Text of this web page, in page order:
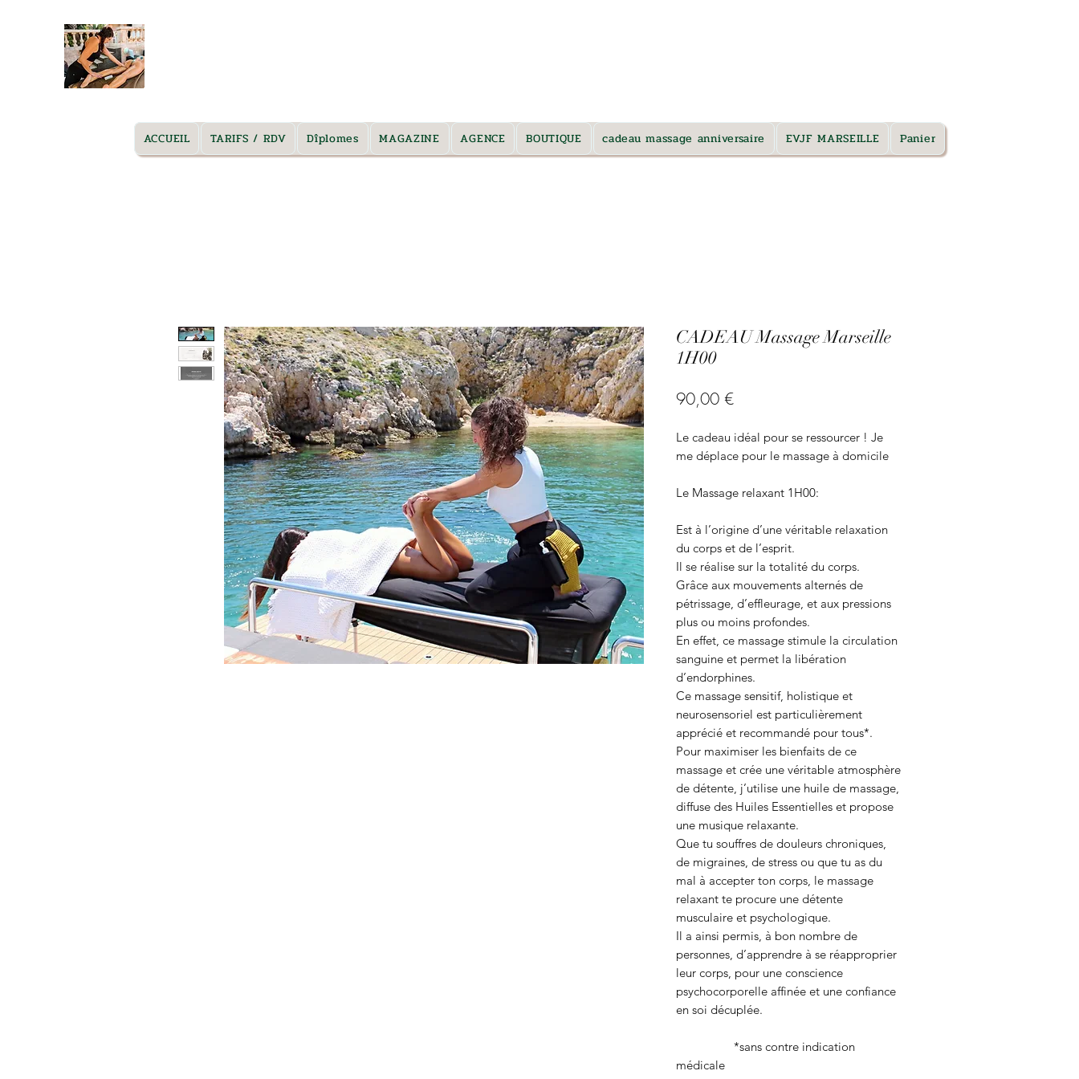
ACCUEIL TARIFS / RDV Dîplomes MAGAZINE AGENCE BOUTIQUE cadeau massage anniversaire EVJF MARSEILLE Panier
CADEAU Massage Marseille
1H00
90,00 €Prix
Le cadeau idéal pour se ressourcer ! Je
me déplace pour le massage à domicile
Le Massage relaxant 1H00:
Est à l’origine d’une véritable relaxation
du corps et de l’esprit.
Il se réalise sur la totalité du corps.
Grâce aux mouvements alternés de
pétrissage, d’effleurage, et aux pressions
plus ou moins profondes.
En effet, ce massage stimule la circulation
sanguine et permet la libération
d’endorphines.
Ce massage sensitif, holistique et
neurosensoriel est particulièrement
apprécié et recommandé pour tous*.
Pour maximiser les bienfaits de ce
massage et crée une véritable atmosphère
de détente, j’utilise une huile de massage,
diffuse des Huiles Essentielles et propose
une musique relaxante.
Que tu souffres de douleurs chroniques,
de migraines, de stress ou que tu as du
mal à accepter ton corps, le massage
relaxant te procure une détente
musculaire et psychologique.
Il a ainsi permis, à bon nombre de
personnes, d’apprendre à se réapproprier
leur corps, pour une conscience
psychocorporelle affinée et une confiance
en soi décuplée.
*sans contre indication
médicale